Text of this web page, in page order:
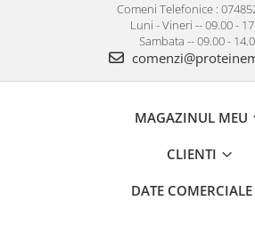
Comeni Telefonice :
Luni - Vineri -- 09.00 -
Sambata -- 09.00 -
MAGAZINUL MEU
CLIENTI
DATE COMERCIALE